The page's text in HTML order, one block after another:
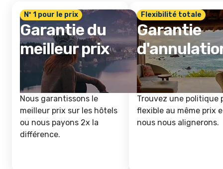
Nº 1 pour le prix
Garantie du
meilleur prix
Nous garantissons le
meilleur prix sur les hôtels
ou nous payons 2x la
différence.
Flexibilité totale
Garantie
Trouvez une politique
flexible au même prix
nous nous alignerons.